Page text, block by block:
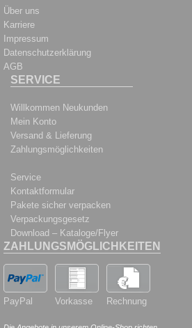
Über uns
Karriere
Impressum
Datenschutzerklärung
AGB
SERVICE
Willkommen Neukunden
Mein Konto
Versand & Lieferung
Zahlungsmöglichkeiten
Service
Kontaktformular
Pakete sicher verpacken
Verpackungsgesetz
Download – Kataloge/Flyer
ZAHLUNGSMÖGLICHKEITEN
PayPal Vorkasse Rechnung